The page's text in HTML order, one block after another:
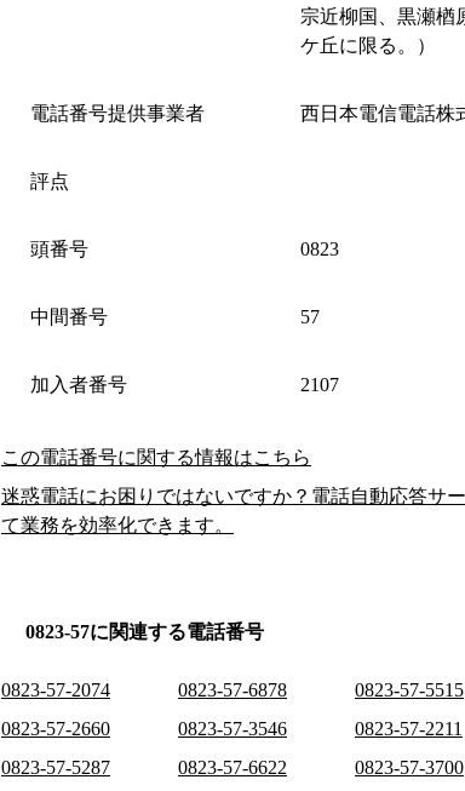
宗近柳国、黒瀬楢
ケ丘に限る。）
電話番号提供事業者 西日本電信電話株
評点
頭番号 0823
中間番号 57
加入者番号 2107
この電話番号に関する情報はこちら
迷惑電話にお困りではないですか？電話自動応答サ
て業務を効率化できます。
0823-57に関連する電話番号
0823-57-2074 0823-57-6878 0823-57-5515
0823-57-2660
0823-57-3546 0823-57-2211
0823-57-5287
0823-57-6622 0823-57-3700